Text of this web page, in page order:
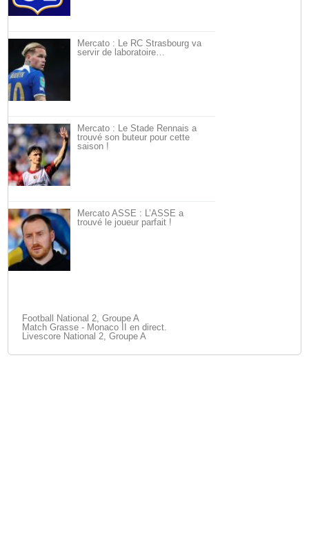
Mercato : Le RC Strasbourg va
servir de laboratoire…
Mercato : Le Stade Rennais a
trouvé son buteur pour cette
saison !
Mercato ASSE : L’ASSE a
trouvé le joueur parfait !
Football National 2, Groupe A
Match Grasse - Monaco II en direct.
Livescore National 2, Groupe A